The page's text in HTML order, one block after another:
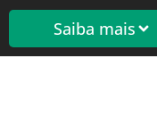
Saiba mais